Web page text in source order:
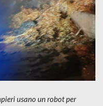
usano un robot per